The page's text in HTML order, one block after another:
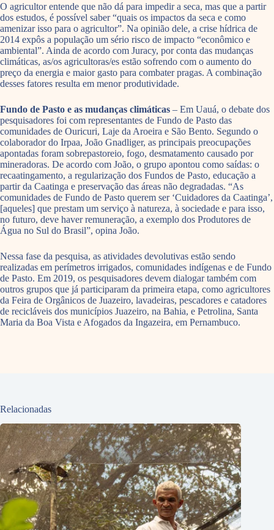
O agricultor entende que não dá para impedir a seca, mas que a partir
dos estudos, é possível saber “quais os impactos da seca e como
amenizar isso para o agricultor”. Na opinião dele, a crise hídrica de
2014 expôs a população um sério risco de impacto “econômico e
ambiental”. Ainda de acordo com Juracy, por conta das mudanças
climáticas, as/os agricultoras/es estão sofrendo com o aumento do
preço da energia e maior gasto para combater pragas. A combinação
desses fatores resulta em menor produtividade.
Fundo de Pasto e as mudanças climáticas – Em Uauá, o debate dos
pesquisadores foi com representantes de Fundo de Pasto das
comunidades de Ouricuri, Laje da Aroeira e São Bento. Segundo o
colaborador do Irpaa, João Gnadliger, as principais preocupações
apontadas foram sobrepastoreio, fogo, desmatamento causado por
mineradoras. De acordo com João, o grupo apontou como saídas: o
recaatingamento, a regularização dos Fundos de Pasto, educação a
partir da Caatinga e preservação das áreas não degradadas. “As
comunidades de Fundo de Pasto querem ser ‘Cuidadores da Caatinga’,
[aqueles] que prestam um serviço à natureza, à sociedade e para isso,
no futuro, deve haver remuneração, a exemplo dos Produtores de
Água no Sul do Brasil”, opina João.
Nessa fase da pesquisa, as atividades devolutivas estão sendo
realizadas em perímetros irrigados, comunidades indígenas e de Fundo
de Pasto. Em 2019, os pesquisadores devem dialogar também com
outros grupos que já participaram da primeira etapa, como agricultores
da Feira de Orgânicos de Juazeiro, lavadeiras, pescadores e catadores
de recicláveis dos municípios Juazeiro, na Bahia, e Petrolina, Santa
Maria da Boa Vista e Afogados da Ingazeira, em Pernambuco.
Relacionadas